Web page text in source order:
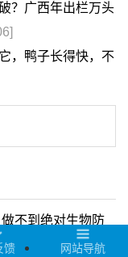
？广西年出栏万头
，鸭子长得快，不
不到绝对生物防
草药方法值得一试
馈 网站导航